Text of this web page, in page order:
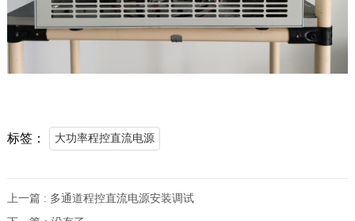
标签： 大功率程控直流电源
上一篇 : 多通道程控直流电源安装调试